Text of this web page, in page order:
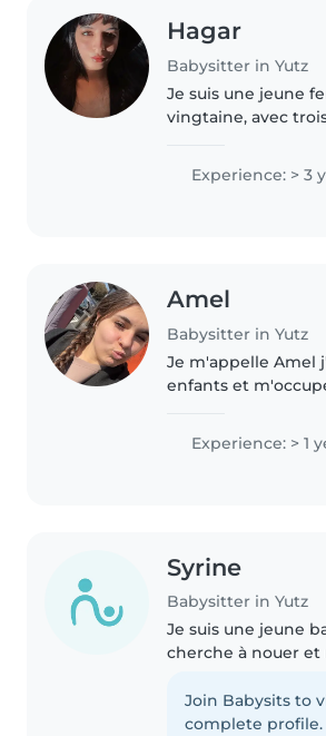
Hagar
Babysitter in Yutz
Je suis une jeune
vingtaine, avec
et je suis à l'aise
de tous les âges. Je
couramment le
Experience: > 3
Amel
Babysitter in Yutz
Je m'appelle Amel
enfants et
Experience: > 1
Syrine
Babysitter in Yutz
Je suis une jeune
cherche à nouer
pour mon futur
de l'expérience car
Join Babysits to
complete profile.